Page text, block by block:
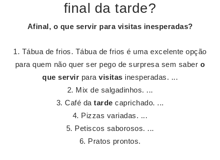
final da tarde?
Afinal, o que servir para visitas inesperadas?
Tábua de frios. Tábua de frios é uma excelente opção
para quem não quer ser pego de surpresa sem saber o
que servir para visitas inesperadas. ...
Mix de salgadinhos. ...
Café da tarde caprichado. ...
Pizzas variadas. ...
Petiscos saborosos. ...
Pratos prontos.